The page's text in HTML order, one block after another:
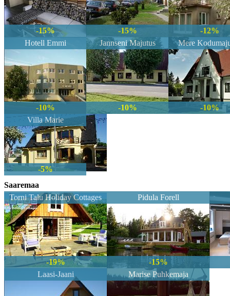
-15% -15%
-12%
Hotell Emmi
-10%
Jannseni Majutus
-10%
Mere
-10%
Villa Marie
-5%
Saaremaa
Torni Talu Holiday Cottages
-19%
Pidula Forell
-15%
Laasi-Jaani
Marise Puhkemaja